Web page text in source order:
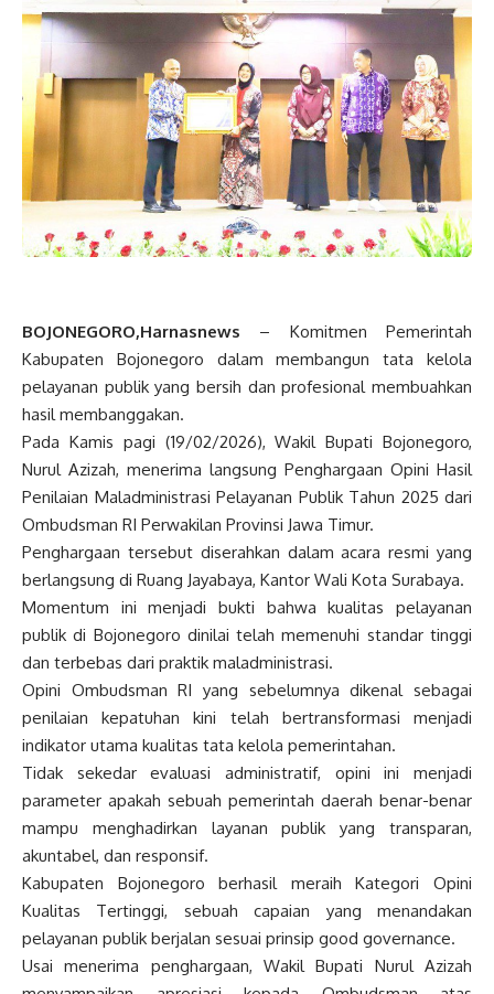
BOJONEGORO,Harnasnews – Komitmen Pemerintah
Kabupaten Bojonegoro dalam membangun tata kelola
pelayanan publik yang bersih dan profesional membuahkan
hasil membanggakan.
Pada Kamis pagi (19/02/2026), Wakil Bupati Bojonegoro,
Nurul Azizah, menerima langsung Penghargaan Opini Hasil
Penilaian Maladministrasi Pelayanan Publik Tahun 2025 dari
Ombudsman RI Perwakilan Provinsi Jawa Timur.
Penghargaan tersebut diserahkan dalam acara resmi yang
berlangsung di Ruang Jayabaya, Kantor Wali Kota Surabaya.
Momentum ini menjadi bukti bahwa kualitas pelayanan
publik di Bojonegoro dinilai telah memenuhi standar tinggi
dan terbebas dari praktik maladministrasi.
Opini Ombudsman RI yang sebelumnya dikenal sebagai
penilaian kepatuhan kini telah bertransformasi menjadi
indikator utama kualitas tata kelola pemerintahan.
Tidak sekedar evaluasi administratif, opini ini menjadi
parameter apakah sebuah pemerintah daerah benar-benar
mampu menghadirkan layanan publik yang transparan,
akuntabel, dan responsif.
Kabupaten Bojonegoro berhasil meraih Kategori Opini
Kualitas Tertinggi, sebuah capaian yang menandakan
pelayanan publik berjalan sesuai prinsip good governance.
Usai menerima penghargaan, Wakil Bupati Nurul Azizah